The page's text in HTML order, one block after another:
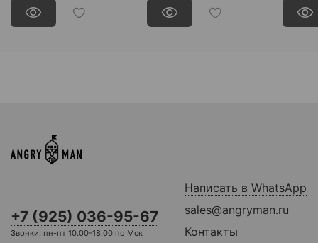
+7 (925) 036-95-67
Звонки: пн-пт 10.00-18.00 по Мск
Написать в WhatsApp
sales@angryman.ru
Контакты